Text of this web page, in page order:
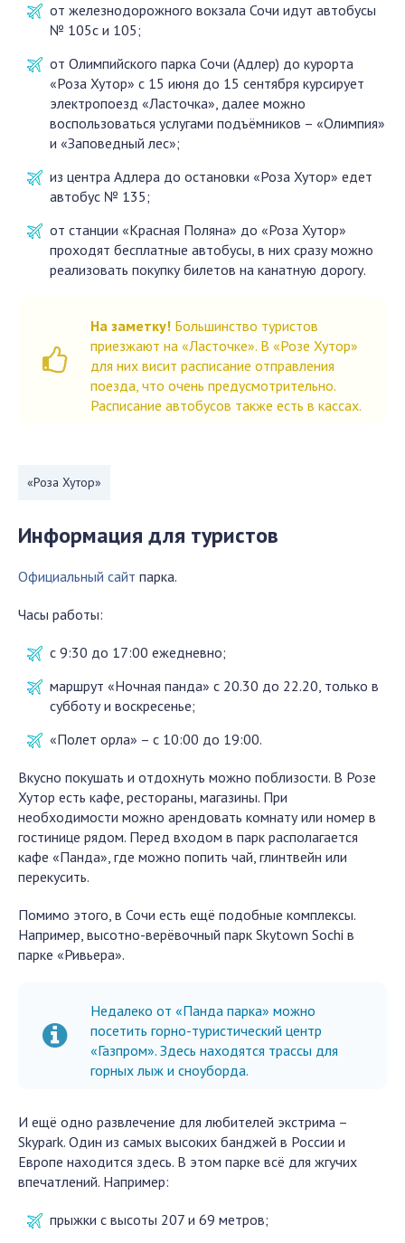
от железнодорожного вокзала Сочи идут автобусы
№ 105с и 105;
от Олимпийского парка Сочи (Адлер) до курорта
«Роза Хутор» с 15 июня до 15 сентября курсирует
электропоезд «Ласточка», далее можно
воспользоваться услугами подъёмников – «Олимпия»
и «Заповедный лес»;
из центра Адлера до остановки «Роза Хутор» едет
автобус № 135;
от станции «Красная Поляна» до «Роза Хутор»
проходят бесплатные автобусы, в них сразу можно
реализовать покупку билетов на канатную дорогу.
На заметку! Большинство туристов
приезжают на «Ласточке». В «Розе Хутор»
для них висит расписание отправления
поезда, что очень предусмотрительно.
Расписание автобусов также есть в кассах.
«Роза Хутор»
Информация для туристов
Официальный сайт парка.
Часы работы:
с 9:30 до 17:00 ежедневно;
маршрут «Ночная панда» с 20.30 до 22.20, только в
субботу и воскресенье;
«Полет орла» – с 10:00 до 19:00.
Вкусно покушать и отдохнуть можно поблизости. В Розе
Хутор есть кафе, рестораны, магазины. При
необходимости можно арендовать комнату или номер в
гостинице рядом. Перед входом в парк располагается
кафе «Панда», где можно попить чай, глинтвейн или
перекусить.
Помимо этого, в Сочи есть ещё подобные комплексы.
Например, высотно-верёвочный парк Skytown Sochi в
парке «Ривьера».
Недалеко от «Панда парка» можно
посетить горно-туристический центр
«Газпром». Здесь находятся трассы для
горных лыж и сноуборда.
И ещё одно развлечение для любителей экстрима –
Skypark. Один из самых высоких банджей в России и
Европе находится здесь. В этом парке всё для жгучих
впечатлений. Например:
прыжки с высоты 207 и 69 метров;